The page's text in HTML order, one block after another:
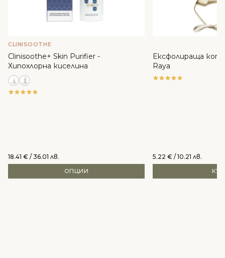
CLINISOOTHE
Clinisoothe+ Skin Purifier -
Хипохлорна киселина
18.41 € / 36.01 лв.
ОПЦИИ
Ексфолираща
Raya
5.22 € / 10.21 лв.